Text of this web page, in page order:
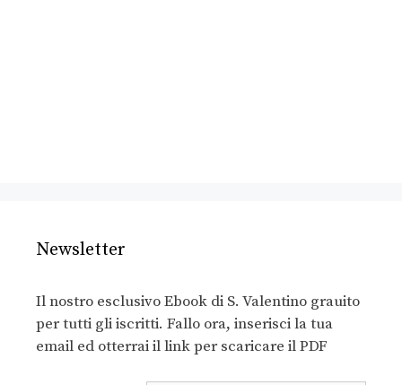
Newsletter
Il nostro esclusivo Ebook di S. Valentino grauito
per tutti gli iscritti. Fallo ora, inserisci la tua
email ed otterrai il link per scaricare il PDF